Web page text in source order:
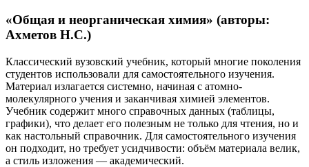
«Общая и неорганическая химия» (авторы:
Ахметов Н.С.)
Классический вузовский учебник, который многие поколения
студентов использовали для самостоятельного изучения.
Материал излагается системно, начиная с атомно-
молекулярного учения и заканчивая химией элементов.
Учебник содержит много справочных данных (таблицы,
графики), что делает его полезным не только для чтения, но и
как настольный справочник. Для самостоятельного изучения
он подходит, но требует усидчивости: объём материала велик,
а стиль изложения — академический.